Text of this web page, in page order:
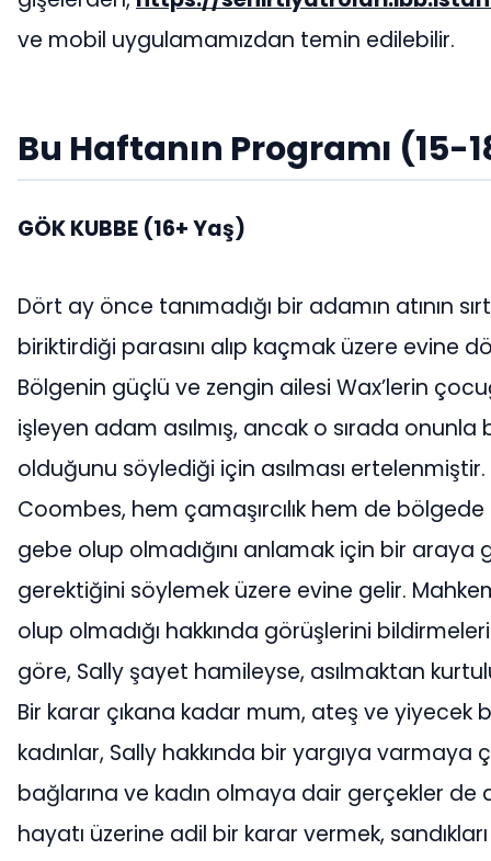
ve mobil uygulamamızdan temin edilebilir.
Bu Haftanın Programı (15-
GÖK KUBBE (16+ Yaş)
Dört ay önce tanımadığı bir adamın atının
biriktirdiği parasını alıp kaçmak üzere evine
Bölgenin güçlü ve zengin ailesi Wax’lerin
işleyen adam asılmış, ancak o sırada
olduğunu söylediği için asılması
Coombes, hem çamaşırcılık hem de bölgede
gebe olup olmadığını anlamak için bir araya
gerektiğini söylemek üzere evine gelir.
olup olmadığı hakkında görüşlerini
göre, Sally şayet hamileyse, asılmaktan
Bir karar çıkana kadar mum, ateş ve
kadınlar, Sally hakkında bir yargıya varmaya
bağlarına ve kadın olmaya dair gerçekler de
hayatı üzerine adil bir karar vermek,